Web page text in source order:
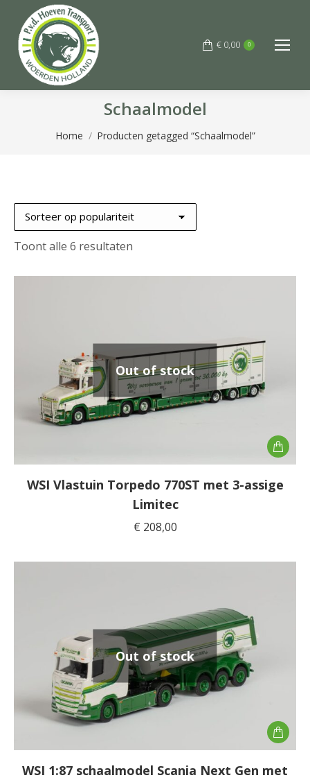
€ 0,00 0
Schaalmodel
Je bent hier:
Home Producten getagged “Schaalmodel”
Toont alle 6 resultaten
populariteit
Out of stock
WSI Vlastuin Torpedo 770ST met 3-assige
Limitec
€ 208,00
Out of stock
WSI 1:87 schaalmodel Scania Next Gen met